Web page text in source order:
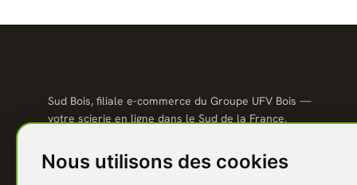
Nous utilisons des cookies
Sud Bois, filiale e-commerce du Groupe UFV Bois —
votre scierie en ligne dans le Sud de la France.
France.